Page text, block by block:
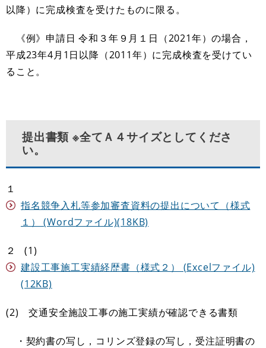
以降）に完成検査を受けたものに限る。
《例》申請日 令和３年９月１日（2021年）の場合，
平成23年4月1日以降（2011年）に完成検査を受けてい
ること。
提出書類 ※全てＡ４サイズとしてくださ
い。
１
指名競争入札等参加審査資料の提出について（様式
１） (Wordファイル)(18KB)
２ (1)
建設工事施工実績経歴書（様式２） (Excelファイル)
(12KB)
(2) 交通安全施設工事の施工実績が確認できる書類
・契約書の写し，コリンズ登録の写し，受注証明書の